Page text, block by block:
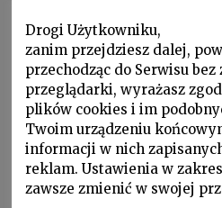
Monika
Drogi Użytkowniku,
zanim przejdziesz dalej,
przechodząc do Serwisu
przeglądarki, wyrażasz
plików cookies i im
Twoim urządzeniu
informacji w nich
reklam. Ustawienia w
zawsze zmienić w swojej